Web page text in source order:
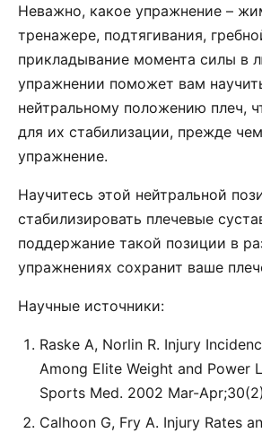
Неважно, какое упражнение –
тренажере, подтягивания,
прикладывание момента силы в
упражнении поможет вам
нейтральному положению плеч,
для их стабилизации, прежде
упражнение.
Научитесь этой нейтральной
стабилизировать плечевые
поддержание такой позиции в
упражнениях сохранит ваше
Научные источники:
Raske A, Norlin R. Injury
Among Elite Weight and Power
Sports Med. 2002 Mar-
Calhoon G, Fry A. Injury Rates